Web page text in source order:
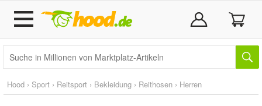
Hood › Sport › Reitsport › Bekleidung › Reithosen › Herren